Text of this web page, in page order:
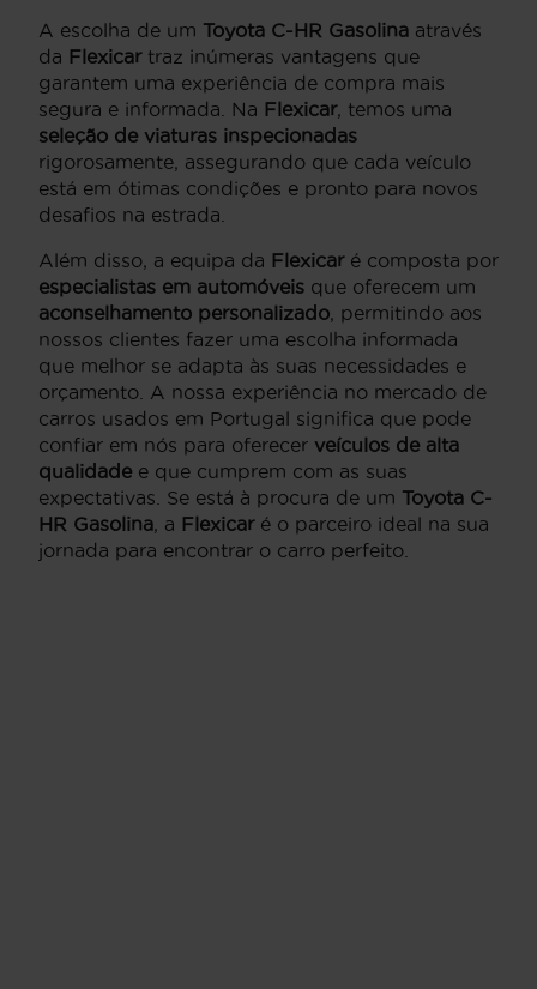
A escolha de um Toyota C-HR Gasolina através
da Flexicartraz inúmeras vantagens que
garantem uma experiência de compra mais
segura e informada. Na Flexicar, temos uma
seleção de viaturas inspecionadas
rigorosamente, assegurando que cada veículo
está em ótimas condições e pronto para novos
desafios na estrada.
Além disso, a equipa da Flexicaré composta por
especialistas em automóveis que oferecem um
aconselhamento personalizado, permitindo aos
nossos clientes fazer uma escolha informada
que melhor se adapta às suas necessidades e
orçamento. A nossa experiência no mercado de
carros usados em Portugal significa que pode
confiar em nós para oferecer veículos de alta
qualidade e que cumprem com as suas
expectativas. Se está à procura de um Toyota C-
HR Gasolina, a Flexicaré o parceiro ideal na sua
jornada para encontrar o carro perfeito.